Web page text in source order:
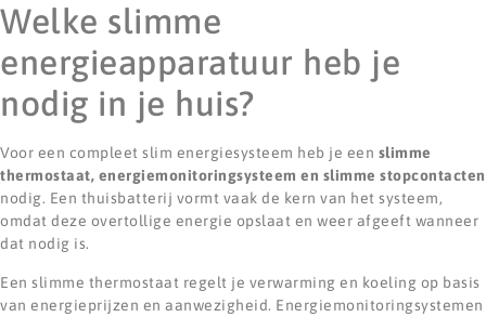
Welke slimme
energieapparatuur heb je
nodig in je huis?
Voor een compleet slim energiesysteem heb je een slimme
thermostaat, energiemonitoringsysteem en slimme stopcontacten
nodig. Een thuisbatterij vormt vaak de kern van het systeem,
omdat deze overtollige energie opslaat en weer afgeeft wanneer
dat nodig is.
Een slimme thermostaat regelt je verwarming en koeling op basis
van energieprijzen en aanwezigheid. Energiemonitoringsystemen